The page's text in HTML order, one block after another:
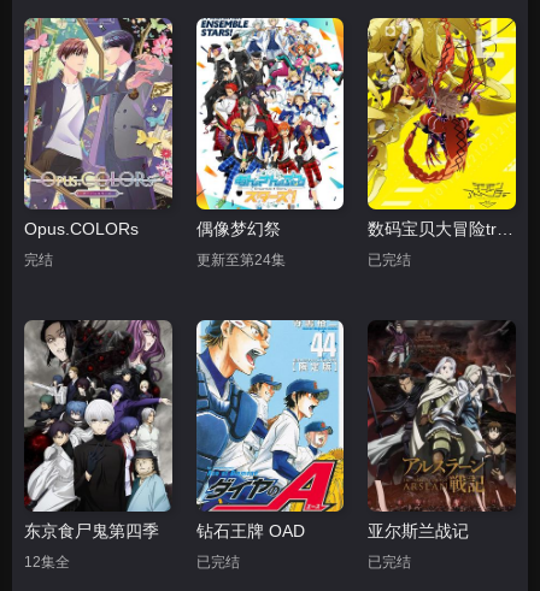
Opus.COLORs
完结
偶像梦幻祭
更新至第24集 已完结
东京食尸鬼第四季
12集全
钻石王牌 OAD
已完结
亚尔斯兰战记
已完结